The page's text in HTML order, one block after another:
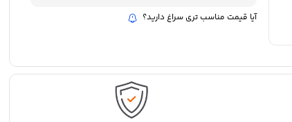
Anker
Soundcore
quantity
آیا قیمت مناسب تری سراغ دارید؟